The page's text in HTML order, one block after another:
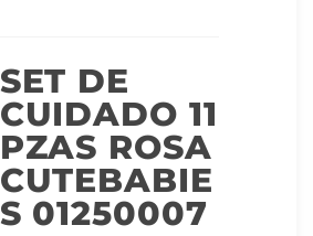
SET DE
CUIDADO 11
PZAS ROSA
CUTEBABIE
S 01250007